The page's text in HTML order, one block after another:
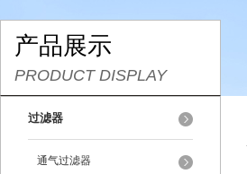
产品展示
PRODUCT DISPLAY
过滤器
通气过滤器